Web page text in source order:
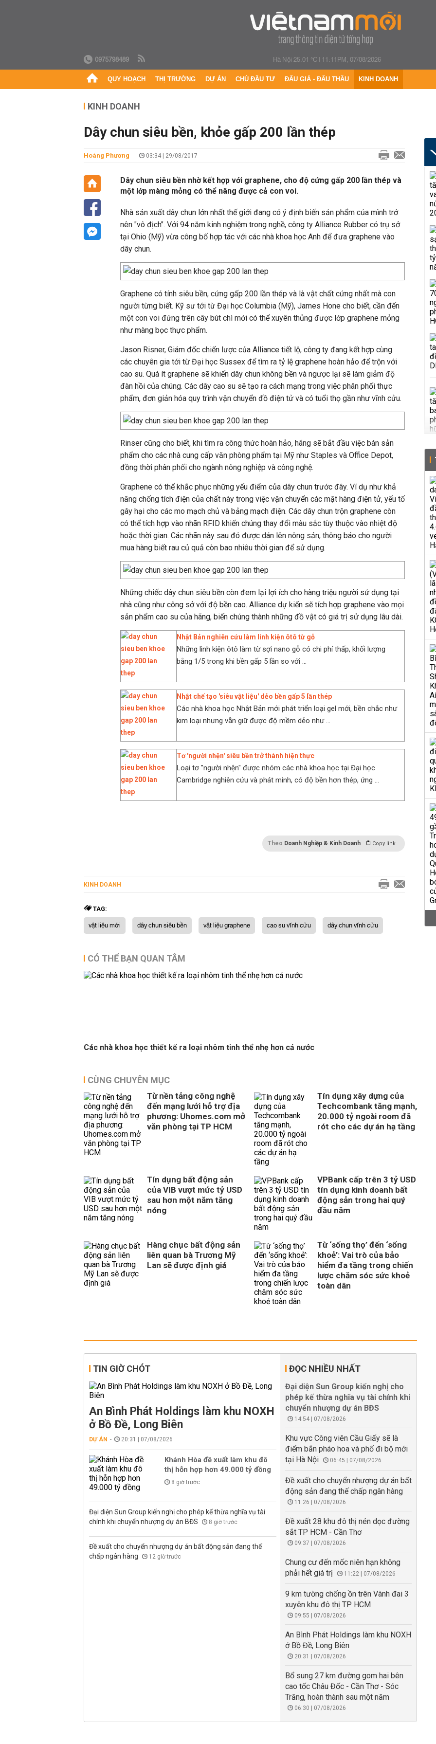
0975798489 Hà Nội 25.01 °C| 11:11PM, 07/08/2026
QUY HOẠCH THỊ TRƯỜNG DỰ ÁN CHỦ ĐẦU TƯ ĐẤU GIÁ - ĐẤU THẦU KINH DOANH
KINH DOANH
Dây chun siêu bền, khỏe gấp 200 lần thép
Hoàng Phương 03:34 | 29/08/2017
Dây chun siêu bền nhờ kết hợp với graphene, cho độ cứng gấp 200 lần thép và
một lớp màng mỏng có thể nâng được cả con voi.
Nhà sản xuất dây chun lớn nhất thế giới đang có ý định biến sản phẩm của mình trở
nên "vô địch". Với 94 năm kinh nghiệm trong nghề, công ty Alliance Rubber có trụ sở
tại Ohio (Mỹ) vừa công bố hợp tác với các nhà khoa học Anh để đưa graphene vào
dây chun.
Graphene có tính siêu bền, cứng gấp 200 lần thép và là vật chất cứng nhất mà con
người từng biết. Kỹ sư tới từ Đại học Columbia (Mỹ), James Hone cho biết, cần đến
một con voi đứng trên cây bút chì mới có thể xuyên thủng được lớp graphene mỏng
như màng bọc thực phẩm.
Jason Risner, Giám đốc chiến lược của Alliance tiết lộ, công ty đang kết hợp cùng
các chuyên gia tới từ Đại học Sussex để tìm ra tỷ lệ graphene hoàn hảo để trộn với
cao su. Quá ít graphene sẽ khiến dây chun không bền và ngược lại sẽ làm giảm độ
đàn hồi của chúng. Các dây cao su sẽ tạo ra cách mạng trong việc phân phối thực
phẩm, đơn giản hóa quy trình vận chuyển đồ điện tử và có tuổi thọ gần như vĩnh cửu.
Rinser cũng cho biết, khi tìm ra công thức hoàn hảo, hãng sẽ bắt đầu việc bán sản
phẩm cho các nhà cung cấp văn phòng phẩm tại Mỹ như Staples và Office Depot,
đồng thời phân phối cho ngành nông nghiệp và công nghệ.
Graphene có thể khắc phục những yếu điểm của dây chun trước đây. Ví dụ như khả
năng chống tích điện của chất này trong việc vận chuyển các mặt hàng điện tử, yếu tố
gây hại cho các mo mạch chủ và bảng mạch điện. Các dây chun trộn graphene còn
có thể tích hợp vào nhãn RFID khiến chúng thay đổi màu sắc tùy thuộc vào nhiệt độ
hoặc thời gian. Các nhãn này sau đó được dán lên nông sản, thông báo cho người
mua hàng biết rau củ quả còn bao nhiêu thời gian để sử dụng.
Những chiếc dây chun siêu bền còn đem lại lợi ích cho hàng triệu người sử dụng tại
nhà cũng như công sở với độ bền cao. Alliance dự kiến sẽ tích hợp graphene vào mọi
sản phẩm cao su của hãng, biến chúng thành những đồ vật có giá trị sử dụng lâu dài.
Nhật Bản nghiên cứu làm linh kiện ôtô từ gỗ
Những linh kiện ôtô làm từ sợi nano gỗ có chi phí thấp, khối lượng
bằng 1/5 trong khi bền gấp 5 lần so với ...
Nhật chế tạo 'siêu vật liệu' dẻo bền gấp 5 lần thép
Các nhà khoa học Nhật Bản mới phát triển loại gel mới, bền chắc như
kim loại nhưng vẫn giữ được độ mềm dẻo như ...
Tơ 'người nhện' siêu bền trở thành hiện thực
Loại tơ "người nhện" được nhóm các nhà khoa học tại Đại học
Cambridge nghiên cứu và phát minh, có độ bền hơn thép, ứng ...
Theo Doanh Nghiệp & Kinh Doanh Copy link
KINH DOANH
TAG:
vật liệu mới dây chun siêu bền vật liệu graphene cao su vĩnh cửu dây chun vĩnh cửu
CÓ THỂ BẠN QUAN TÂM
Các nhà khoa học thiết kế ra loại nhôm tinh thể nhẹ hơn cả nước
CÙNG CHUYÊN MỤC
Từ nền tảng công nghệ
đến mạng lưới hỗ trợ địa
phương: Uhomes.com mở
văn phòng tại TP HCM
Tín dụng xây dựng của
Techcombank tăng mạnh,
20.000 tỷ ngoài room đã
rót cho các dự án hạ tầng
Tín dụng bất động sản
của VIB vượt mức tỷ USD
sau hơn một năm tăng
nóng
VPBank cấp trên 3 tỷ USD
tín dụng kinh doanh bất
động sản trong hai quý
đầu năm
Hàng chục bất động sản
liên quan bà Trương Mỹ
Lan sẽ được định giá
Từ ‘sống thọ’ đến ‘sống
khoẻ’: Vai trò của bảo
hiểm đa tầng trong chiến
lược chăm sóc sức khoẻ
toàn dân
TIN GIỜ CHÓT
An Bình Phát Holdings làm khu NOXH
ở Bồ Đề, Long Biên
DỰ ÁN 20:31 | 07/08/2026
Khánh Hòa đề xuất làm khu đô
thị hỗn hợp hơn 49.000 tỷ đồng
8 giờ trước
Đại diện Sun Group kiến nghị cho phép kế thừa nghĩa vụ tài
chính khi chuyển nhượng dự án BĐS
8 giờ trước
Đề xuất cho chuyển nhượng dự án bất động sản đang thế
chấp ngân hàng
12 giờ trước
ĐỌC NHIỀU NHẤT
Đại diện Sun Group kiến nghị cho
phép kế thừa nghĩa vụ tài chính khi
chuyển nhượng dự án BĐS
14:54 | 07/08/2026
Khu vực Công viên Cầu Giấy sẽ là
điểm bắn pháo hoa và phố đi bộ mới
tại Hà Nội
06:45 | 07/08/2026
Đề xuất cho chuyển nhượng dự án bất
động sản đang thế chấp ngân hàng
11:26 | 07/08/2026
Đề xuất 28 khu đô thị nén dọc đường
sắt TP HCM - Cần Thơ
09:37 | 07/08/2026
Chung cư đến mốc niên hạn không
phải hết giá trị
11:22 | 07/08/2026
9 km tường chống ồn trên Vành đai 3
xuyên khu đô thị TP HCM
09:55 | 07/08/2026
An Bình Phát Holdings làm khu NOXH
ở Bồ Đề, Long Biên
20:31 | 07/08/2026
Bổ sung 27 km đường gom hai bên
cao tốc Châu Đốc - Cần Thơ - Sóc
Trăng, hoàn thành sau một năm
06:30 | 07/08/2026